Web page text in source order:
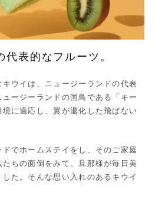
表的なフルーツ。
ウイは、ニュージーランドの代表
ージーランドの国鳥である「キー
に適応し、翼が退化した飛ばない
でホームステイをし、そのご家庭
ちの面倒をみて、旦那様が毎日美
た。そんな思い入れのあるキウイ